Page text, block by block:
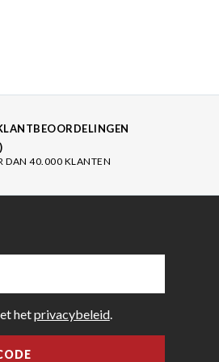
DAN 40.000 KLANTEN
hetprivacybeleid.